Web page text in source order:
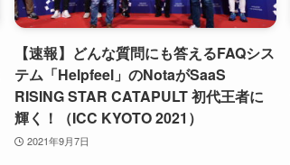
【速報】どんな質問にも答えるFAQシス
テム「Helpfeel」のNotaがSaaS
RISING STAR CATAPULT 初代王者に
輝く！（ICC KYOTO 2021）
2021年9月7日